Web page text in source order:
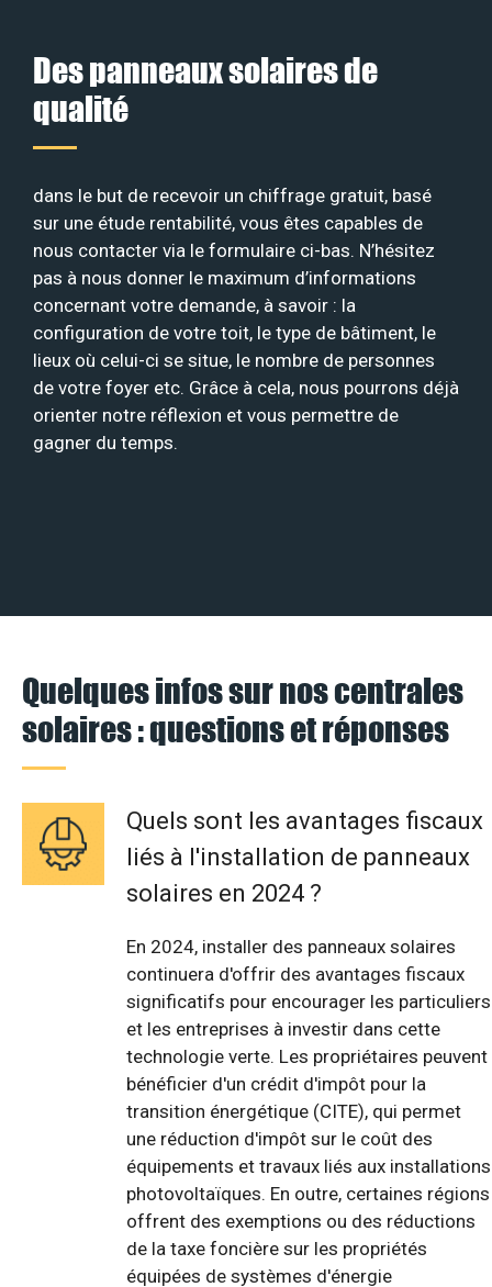
Des panneaux solaires de
qualité
dans le but de recevoir un chiffrage gratuit, basé
sur une étude rentabilité, vous êtes capables de
nous contacter via le formulaire ci-bas. N’hésitez
pas à nous donner le maximum d’informations
concernant votre demande, à savoir : la
configuration de votre toit, le type de bâtiment, le
lieux où celui-ci se situe, le nombre de personnes
de votre foyer etc. Grâce à cela, nous pourrons déjà
orienter notre réflexion et vous permettre de
gagner du temps.
Quelques infos sur nos centrales
solaires : questions et réponses
Quels sont les avantages fiscaux
liés à l'installation de panneaux
solaires en 2024 ?
En 2024, installer des panneaux solaires
continuera d'offrir des avantages fiscaux
significatifs pour encourager les particuliers
et les entreprises à investir dans cette
technologie verte. Les propriétaires peuvent
bénéficier d'un crédit d'impôt pour la
transition énergétique (CITE), qui permet
une réduction d'impôt sur le coût des
équipements et travaux liés aux installations
photovoltaïques. En outre, certaines régions
offrent des exemptions ou des réductions
de la taxe foncière sur les propriétés
équipées de systèmes d'énergie